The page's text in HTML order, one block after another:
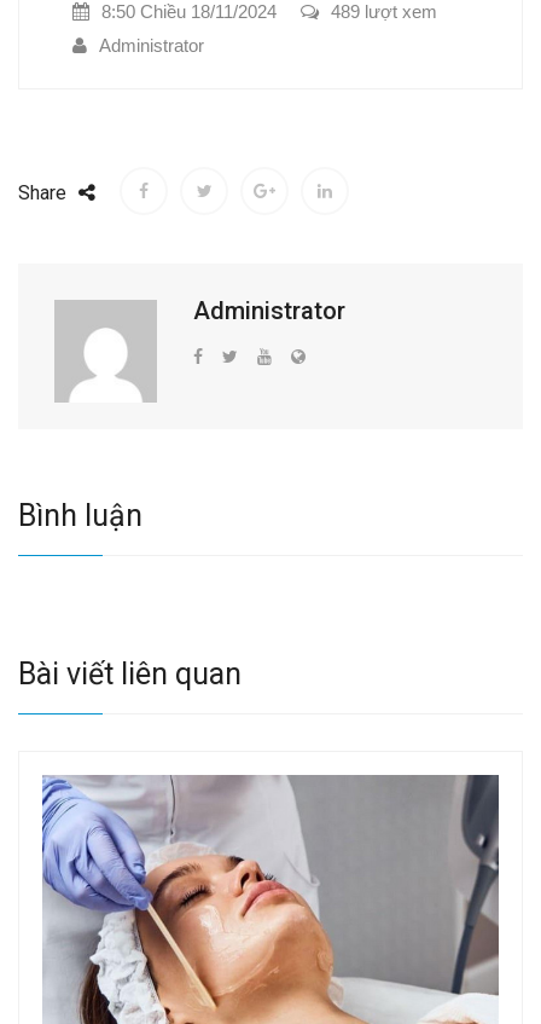
8:50 Chiều 18/11/2024
489 lượt xem
Administrator
Share
Administrator
Bình luận
Bài viết liên quan